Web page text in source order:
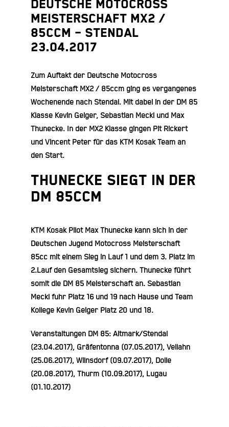
Deutsche Motocross
Meisterschaft MX2 /
85ccm – Stendal
23.04.2017
Zum Auftakt der Deutsche Motocross
Meisterschaft MX2 / 85ccm ging es vergangenes
Wochenende nach Stendal. Mit dabei in der DM 85
Klasse Kevin Geiger, Sebastian Meckl und Max
Thunecke. In der MX2 Klasse gingen Pit Rickert
und Vincent Peter für das KTM Kosak Team an
den Start.
Thunecke siegt in der
DM 85ccm
KTM Kosak Pilot Max Thunecke kann sich in der
Deutschen Jugend Motocross Meisterschaft
85cc mit einem Sieg in Lauf 1 und dem 3. Platz im
2.Lauf den Gesamtsieg sichern. Thunecke führt
somit die DM 85 Meisterschaft an. Sebastian
Meckl fuhr Platz 16 und 19 nach Hause und Team
Kollege Kevin Geiger Platz 20 und 18.
Veranstaltungen DM 85: Altmark/Stendal
(23.04.2017), Gräfentonna (07.05.2017), Vellahn
(25.06.2017), Wilnsdorf (09.07.2017), Dolle
(20.08.2017), Thurm (10.09.2017), Lugau
(01.10.2017)